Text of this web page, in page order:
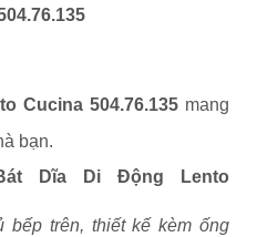
Cucina504.76.135mang
bạn.
Dĩa Di Động
Lento
bếp trên, thiết kế kèm ống